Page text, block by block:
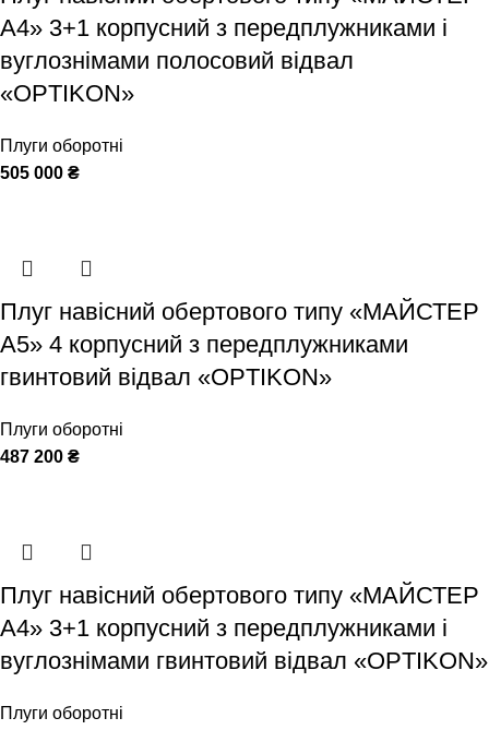
А4» 3+1 корпусний з передплужниками і
вуглознімами полосовий відвал
«OPTIKON»
Плуги оборотні
505 000 ₴
Плуг навісний обертового типу «МАЙСТЕР
А5» 4 корпусний з передплужниками
гвинтовий відвал «OPTIKON»
Плуги оборотні
487 200 ₴
Плуг навісний обертового типу «МАЙСТЕР
А4» 3+1 корпусний з передплужниками і
вуглознімами гвинтовий відвал «OPTIKON»
Плуги оборотні